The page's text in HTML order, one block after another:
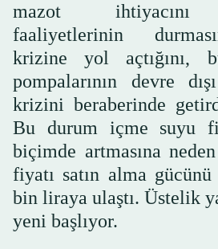
mazot ihtiyacını
faaliyetlerinin
krizine yol açtığını,
pompalarının devre
krizini beraberinde
Bu durum içme suyu
biçimde artmasına
fiyatı satın alma
bin liraya ulaştı. Üstelik
yeni başlıyor.